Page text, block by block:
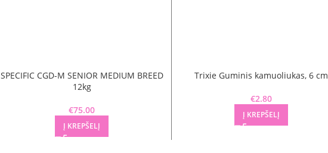
SPECIFIC CGD-M SENIOR MEDIUM BREED
12kg
€75.00
Į KREPŠELĮ
Trixie Guminis kamuoliukas, 6 cm
€2.80
Į KREPŠELĮ